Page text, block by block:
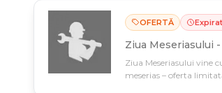
OFERTĂ Expirat
Ziua Meseriasului
Ziua Meseriasului vine
meserias – oferta